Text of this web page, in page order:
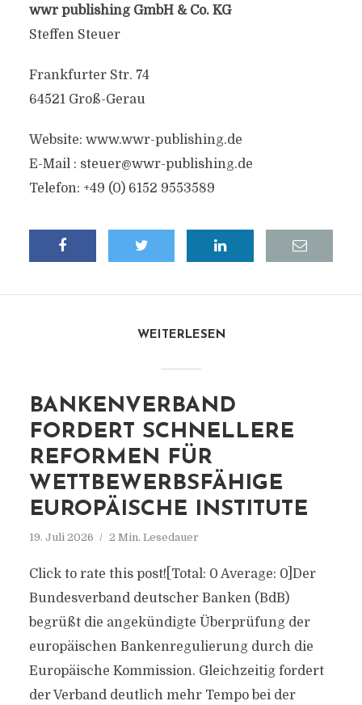
wwr publishing GmbH & Co. KG
Steffen Steuer
Frankfurter Str. 74
64521 Groß-Gerau
Website: www.wwr-publishing.de
E-Mail : steuer@wwr-publishing.de
Telefon: +49 (0) 6152 9553589
WEITERLESEN
BANKENVERBAND
FORDERT SCHNELLERE
REFORMEN FÜR
WETTBEWERBSFÄHIGE
EUROPÄISCHE INSTITUTE
19. Juli 2026 2 Min. Lesedauer
Click to rate this post![Total: 0 Average: 0]Der
Bundesverband deutscher Banken (BdB)
begrüßt die angekündigte Überprüfung der
europäischen Bankenregulierung durch die
Europäische Kommission. Gleichzeitig fordert
der Verband deutlich mehr Tempo bei der